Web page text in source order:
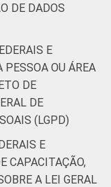
DE DADOS
E
PESSOA OU ÁREA
DE
DE
(LGPD)
E
CAPACITAÇÃO,
A LEI GERAL